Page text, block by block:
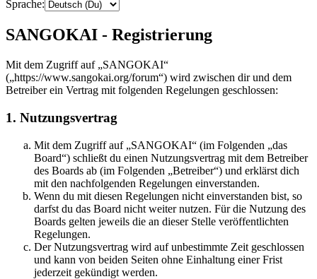
Sprache:
SANGOKAI - Registrierung
Mit dem Zugriff auf „SANGOKAI“
(„https://www.sangokai.org/forum“) wird zwischen dir und dem
Betreiber ein Vertrag mit folgenden Regelungen geschlossen:
1. Nutzungsvertrag
Mit dem Zugriff auf „SANGOKAI“ (im Folgenden „das
Board“) schließt du einen Nutzungsvertrag mit dem Betreiber
des Boards ab (im Folgenden „Betreiber“) und erklärst dich
mit den nachfolgenden Regelungen einverstanden.
Wenn du mit diesen Regelungen nicht einverstanden bist, so
darfst du das Board nicht weiter nutzen. Für die Nutzung des
Boards gelten jeweils die an dieser Stelle veröffentlichten
Regelungen.
Der Nutzungsvertrag wird auf unbestimmte Zeit geschlossen
und kann von beiden Seiten ohne Einhaltung einer Frist
jederzeit gekündigt werden.